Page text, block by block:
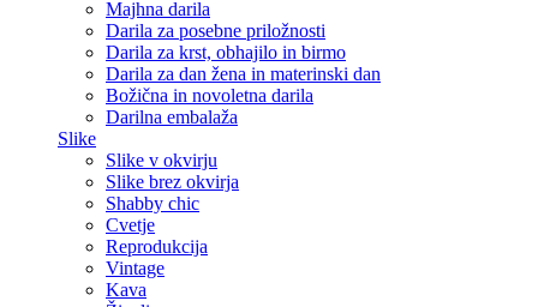
Majhna darila
Darila za posebne priložnosti
Darila za krst, obhajilo in birmo
Darila za dan žena in materinski dan
Božična in novoletna darila
Darilna embalaža
Slike
Slike v okvirju
Slike brez okvirja
Shabby chic
Cvetje
Reprodukcija
Vintage
Kava